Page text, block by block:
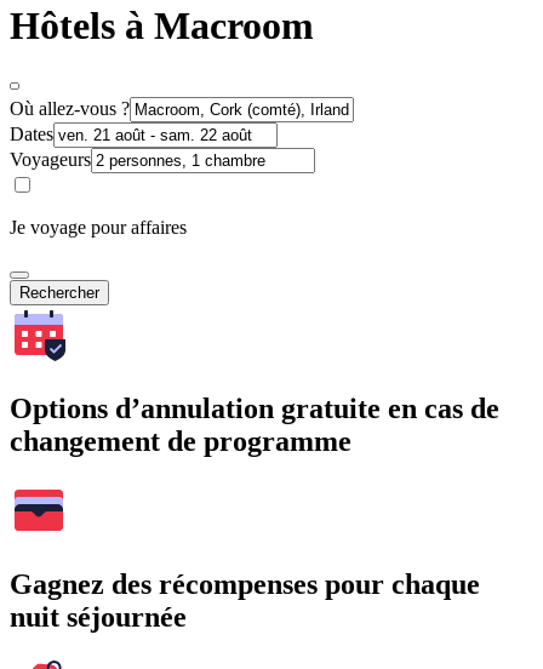
Hôtels à Macroom
Où allez-vous ?
Dates
Voyageurs
Je voyage pour affaires
Rechercher
Options d’annulation gratuite en cas de
changement de programme
Gagnez des récompenses pour chaque
nuit séjournée